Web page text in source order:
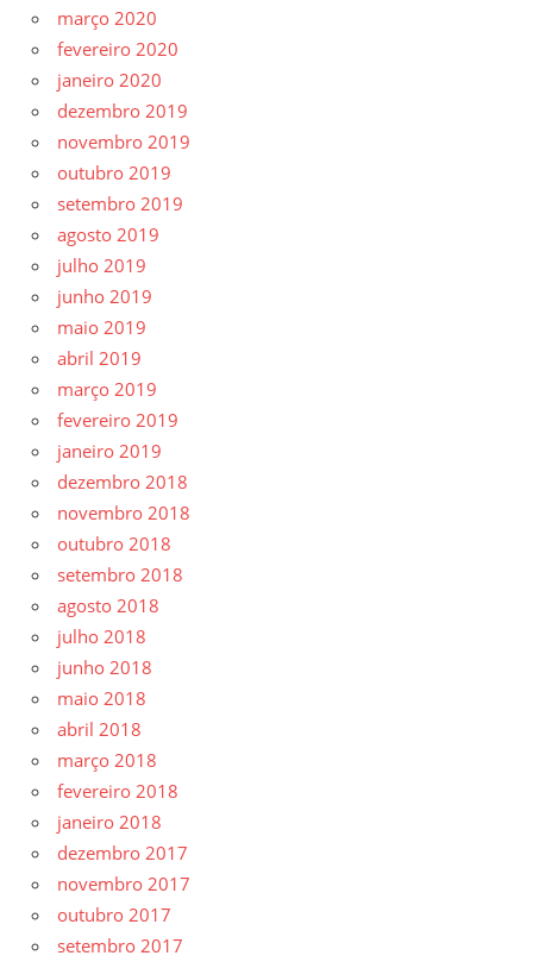
março 2020
fevereiro 2020
janeiro 2020
dezembro 2019
novembro 2019
outubro 2019
setembro 2019
agosto 2019
julho 2019
junho 2019
maio 2019
abril 2019
março 2019
fevereiro 2019
janeiro 2019
dezembro 2018
novembro 2018
outubro 2018
setembro 2018
agosto 2018
julho 2018
junho 2018
maio 2018
abril 2018
março 2018
fevereiro 2018
janeiro 2018
dezembro 2017
novembro 2017
outubro 2017
setembro 2017